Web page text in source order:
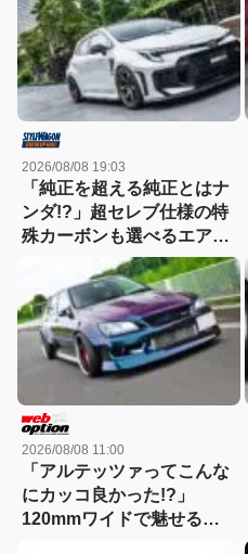
2026/08/08 19:03
「純正を超える純正とはナ
ンダ!?」超セレブ仕様の特
殊カーボンも選べるエアロ
キット新登場！【アーティ
シャンスピリッツ・GRカ
ローラ】
2026/08/08 11:00
「アルテッツァってこんな
にカッコ良かった!?」
120mmワイドで魅せる新